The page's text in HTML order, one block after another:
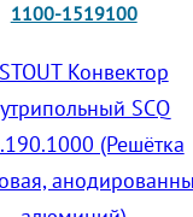
1100-1519100